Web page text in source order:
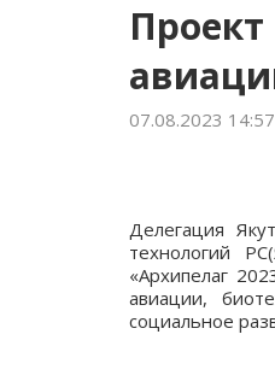
07.08.2023 14:57
Делегация
технологий
«Архипелаг
авиации,
социальное